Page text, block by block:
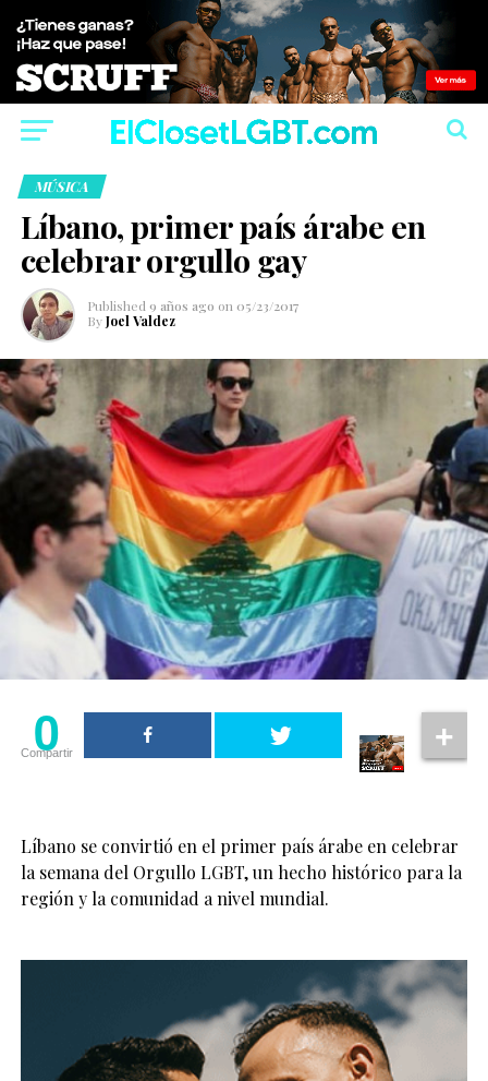
MÚSICA
Líbano, primer país árabe en
celebrar orgullo gay
Published 9 años ago on 05/23/2017
By Joel Valdez
0
Compartir
Líbano se convirtió en el primer país árabe en celebrar
la semana del Orgullo LGBT, un hecho histórico para la
región y la comunidad a nivel mundial.